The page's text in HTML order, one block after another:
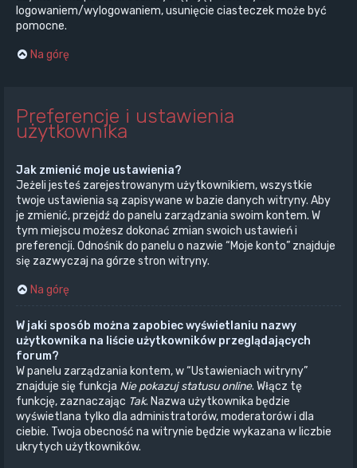
logowaniem/wylogowaniem, usunięcie ciasteczek może być
pomocne.
Na górę
Preferencje i ustawienia
użytkownika
Jak zmienić moje ustawienia?
Jeżeli jesteś zarejestrowanym użytkownikiem, wszystkie
twoje ustawienia są zapisywane w bazie danych witryny. Aby
je zmienić, przejdź do panelu zarządzania swoim kontem. W
tym miejscu możesz dokonać zmian swoich ustawień i
preferencji. Odnośnik do panelu o nazwie “Moje konto” znajduje
się zazwyczaj na górze stron witryny.
Na górę
W jaki sposób można zapobiec wyświetlaniu nazwy
użytkownika na liście użytkowników przeglądających
forum?
W panelu zarządzania kontem, w “Ustawieniach witryny”
znajduje się funkcja Nie pokazuj statusu online. Włącz tę
funkcję, zaznaczając Tak. Nazwa użytkownika będzie
wyświetlana tylko dla administratorów, moderatorów i dla
ciebie. Twoja obecność na witrynie będzie wykazana w liczbie
ukrytych użytkowników.